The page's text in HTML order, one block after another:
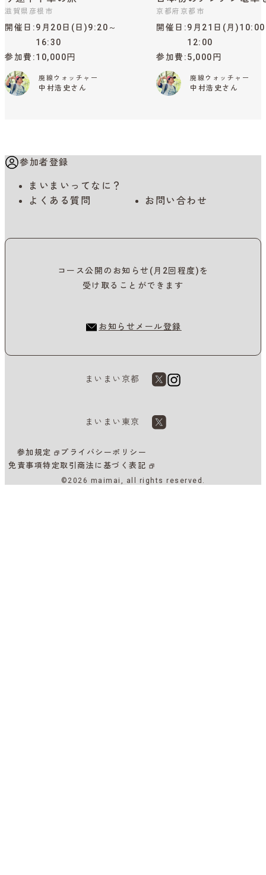
滋賀県彦根市
開催日
9月20日(日)9:20～
16:30
参加費 10,000円
廃線ウォッチャー
中村浩史さん
京都府京都市
開催日
9月21日(月
12:00
参加費 5,000円
廃線ウォッチャー
中村浩史さん
参加者登録
まいまいってなに？
よくある質問
お問い合わせ
コース公開のお知らせ(月2回程度)を
受け取ることができます
お知らせメール登録
まいまい京都
まいまい東京
参加規定
プライバシーポリシー
免責事項特定取引商法に基づく表記
©2026 maimai, all rights reserved.